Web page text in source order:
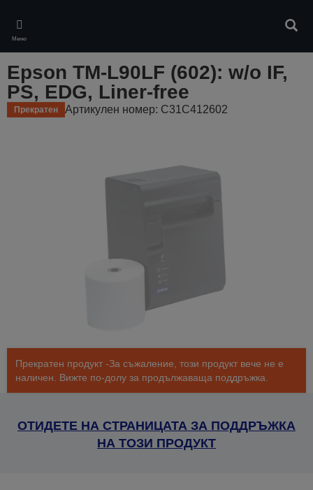
main
content
Меню
Epson TM-L90LF (602): w/o IF,
PS, EDG, Liner-free
Прекратен Артикулен номер: C31C412602
Прекратен продукт -За съжаление, този продукт вече не е
наличен. Вижте по-долу за продължаваща поддръжка.
ОТИДЕТЕ НА СТРАНИЦАТА ЗА ПОДДРЪЖКА
НА ТОЗИ ПРОДУКТ